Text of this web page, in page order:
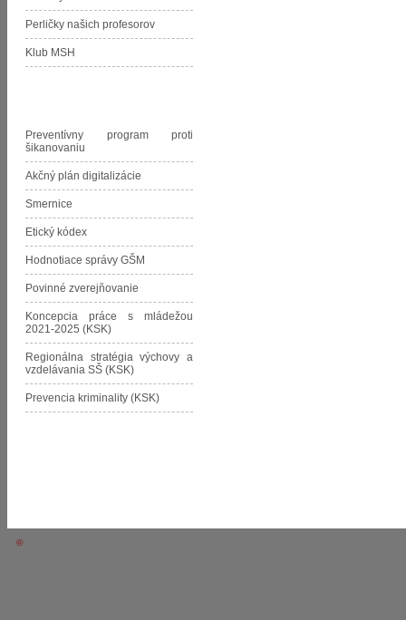
Perličky našich profesorov
Klub MSH
Preventívny program proti
šikanovaniu
Akčný plán digitalizácie
Smernice
Etický kódex
Hodnotiace správy GŠM
Povinné zverejňovanie
Koncepcia práce s mládežou
2021-2025 (KSK)
Regionálna stratégia výchovy a
vzdelávania SŠ (KSK)
Prevencia kriminality (KSK)
©